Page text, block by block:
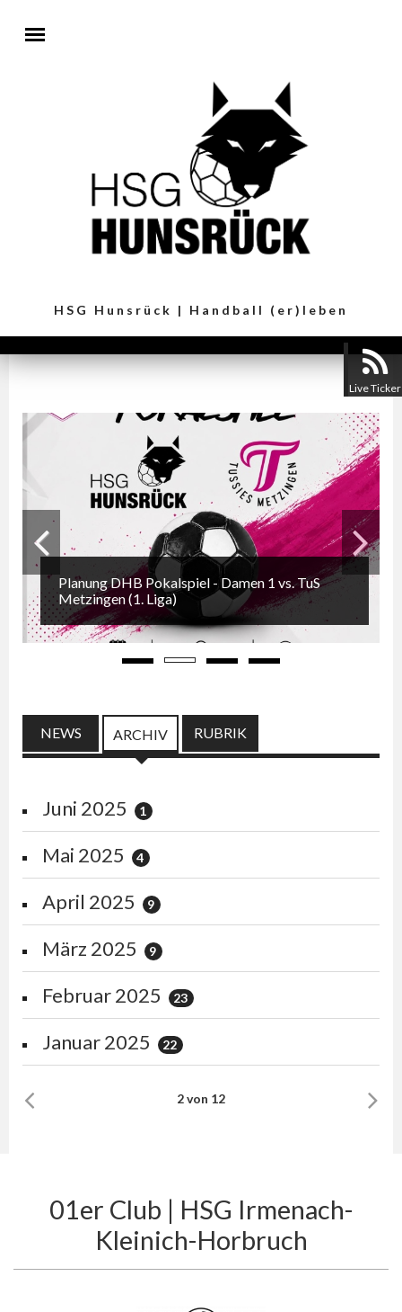
HSG Hunsrück | Handball (er)leben
Planung DHB Pokalspiel - Damen 1 vs. TuS
Metzingen (1. Liga)
Zurück
NEWS ARCHIV (AKTIVER REITER)
RUBRIK
Juni 2025 1
Mai 2025 4
April 2025 9
März 2025 9
Februar 2025 23
Januar 2025 22
2 von 12
01er Club | HSG Irmenach-
Kleinich-Horbruch
Live Ticker